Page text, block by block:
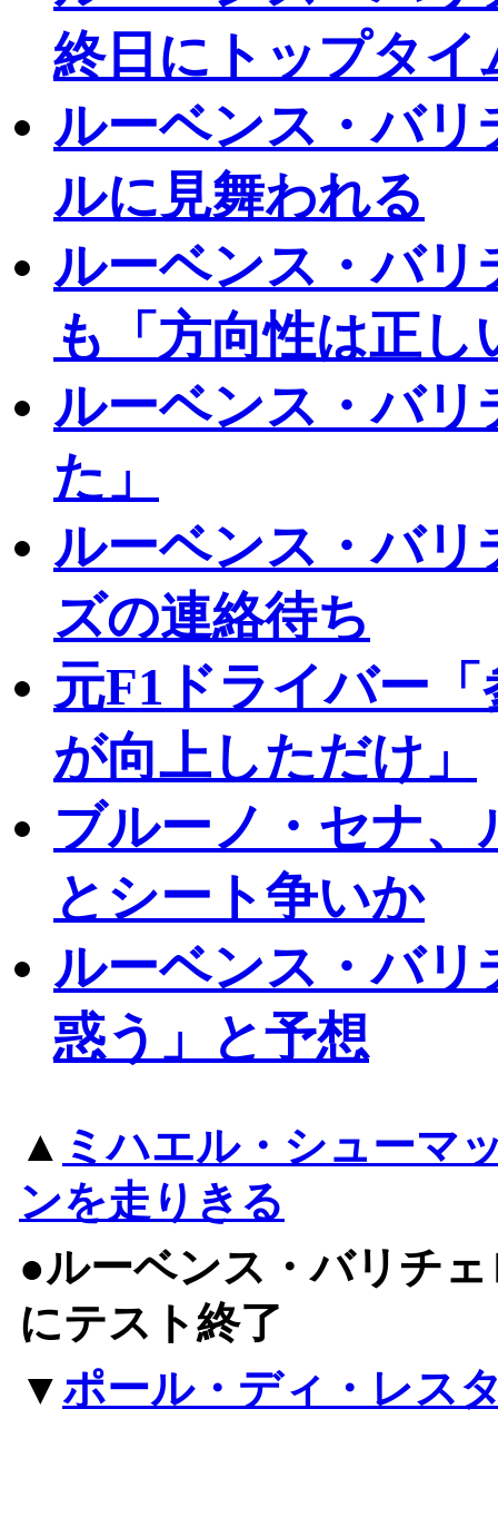
終日にトップタイ
ルーベンス・バ
ルに見舞われる
ルーベンス・バ
も「方向性は正し
ルーベンス・バ
た」
ルーベンス・バ
ズの連絡待ち
元F1ドライバー
が向上しただけ」
ブルーノ・セナ
とシート争いか
ルーベンス・バ
惑う」と予想
▲ ミハエル・シューマ
ンを走りきる
●ルーベンス・バリチ
にテスト終了
▼ ポール・ディ・レス